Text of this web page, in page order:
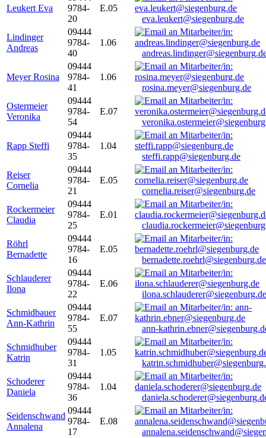
Leukert Eva
9784-
20
E.05
eva.leukert@siegenburg.de
Lindinger
Andreas
09444
9784-
40
1.06
Meyer Rosina
09444
9784-
41
1.06
rosina.meyer@siegenburg.de
Ostermeier
Veronika
09444
9784-
54
E.07
Rapp Steffi
09444
9784-
35
1.04
steffi.rapp@siegenburg.de
Reiser
Cornelia
09444
9784-
21
E.05
cornelia.reiser@siegenburg.de
Rockermeier
Claudia
09444
9784-
25
E.01
Röhrl
Bernadette
09444
9784-
16
E.05
bernadette.roehrl@siegenburg.de
Schlauderer
Ilona
09444
9784-
22
E.06
ilona.schlauderer@siegenburg.de
Schmidbauer
Ann-Kathrin
09444
9784-
55
E.07
ann-
Schmidhuber
Katrin
09444
9784-
31
1.05
Schoderer
Daniela
09444
9784-
36
1.04
Seidenschwand
Annalena
09444
9784-
17
E.08